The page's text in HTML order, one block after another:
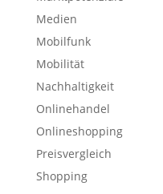
Medien
Mobilfunk
Mobilität
Nachhaltigkeit
Onlinehandel
Onlineshopping
Preisvergleich
Shopping